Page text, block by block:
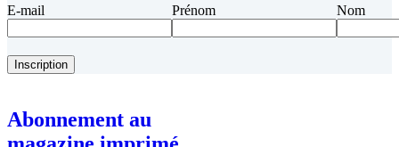
E-mail Prénom Nom
Abonnement au